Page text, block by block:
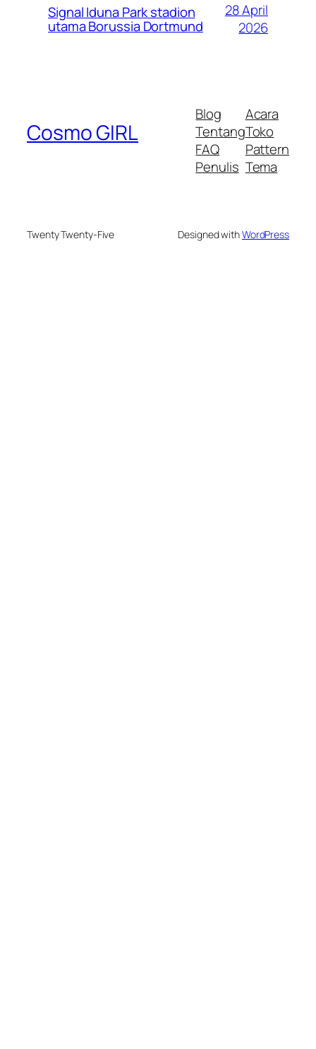
Signal Iduna Park stadion
utama Borussia Dortmund
28 April
2026
Cosmo GIRL
Blog
Tentang
FAQ
Penulis
Acara
Toko
Pattern
Tema
Twenty Twenty-Five Designed withWordPress